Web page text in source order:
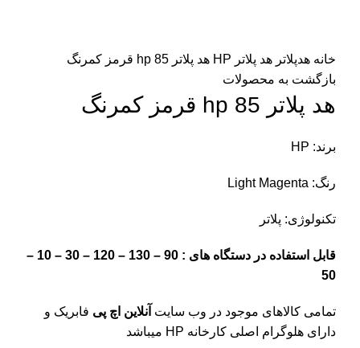
خانه هدپلاتر هد پلاتر HP
هد پلاتر 85 hp قرمز کمرنگ
بازگشت به محصولات
هد پلاتر 85 hp قرمز کمرنگ
برند: HP
رنگ: Light Magenta
تکنولوژی: پلاتر
قابل استفاده در دستگاه های : 90 – 130 – 120 – 30 – 10 –
50
تمامی کالاهای موجود در وب سایت آنلاین اچ پی فابریک و
دارای هلوگرام اصلی کارخانه HP میباشد